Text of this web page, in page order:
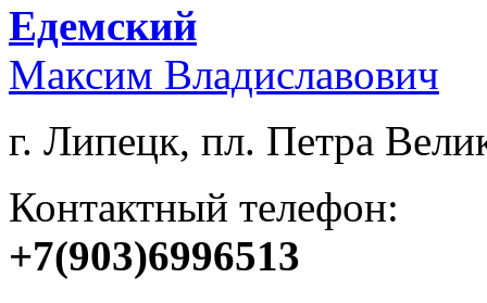
Едемский
Максим Владиславович
г. Липецк, пл. Петра
Контактный телефон:
+7(903)6996513